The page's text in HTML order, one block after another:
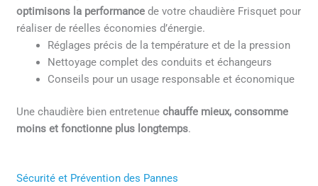
optimisons la performance de votre chaudière Frisquet pour
réaliser de réelles économies d’énergie.
Réglages précis de la température et de la pression
Nettoyage complet des conduits et échangeurs
Conseils pour un usage responsable et économique
Une chaudière bien entretenuechauffe mieux, consomme
moins et fonctionne plus longtemps.
Sécurité et Prévention des Pannes